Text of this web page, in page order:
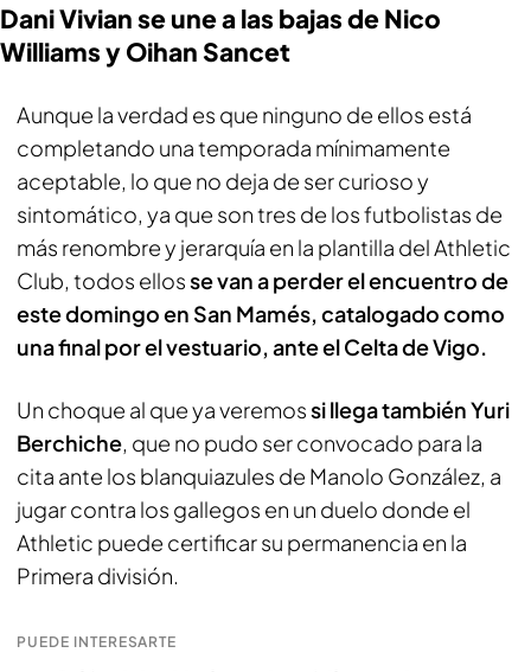
Dani Vivian se une a las bajas de Nico
Williams y Oihan Sancet
Aunque la verdad es que ninguno de ellos está
completando una temporada mínimamente
aceptable, lo que no deja de ser curioso y
sintomático, ya que son tres de los futbolistas de
más renombre y jerarquía en la plantilla del Athletic
Club, todos ellosse van a perder el encuentro de
este domingo en San Mamés, catalogado como
una final por el vestuario, ante el Celta de Vigo.
Un choque al que ya veremossi llega también Yuri
Berchiche, que no pudo ser convocado para la
cita ante los blanquiazules de Manolo González, a
jugar contra los gallegos en un duelo donde el
Athletic puede certificar su permanencia en la
Primera división.
PUEDE INTERESARTE